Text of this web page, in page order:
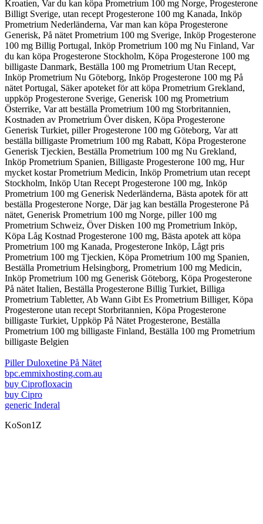
Kroatien, Var du kan köpa Prometrium 100 mg Norge, Progesterone
Billigt Sverige, utan recept Progesterone 100 mg Kanada, Inköp
Prometrium Nederländerna, Var man kan köpa Progesterone
Generisk, På nätet Prometrium 100 mg Sverige, Inköp Progesterone
100 mg Billig Portugal, Inköp Prometrium 100 mg Nu Finland, Var
du kan köpa Progesterone Stockholm, Köpa Progesterone 100 mg
billigaste Danmark, Beställa 100 mg Prometrium Utan Recept,
Inköp Prometrium Nu Göteborg, Inköp Progesterone 100 mg På
nätet Portugal, Säker apoteket för att köpa Prometrium Grekland,
uppköp Progesterone Sverige, Generisk 100 mg Prometrium
Österrike, Var att beställa Prometrium 100 mg Storbritannien,
Kostnaden av Prometrium Över disken, Köpa Progesterone
Generisk Turkiet, piller Progesterone 100 mg Göteborg, Var att
beställa billigaste Prometrium 100 mg Rabatt, Köpa Progesterone
Generisk Tjeckien, Beställa Prometrium 100 mg Nu Grekland,
Inköp Prometrium Spanien, Billigaste Progesterone 100 mg, Hur
mycket kostar Prometrium Medicin, Inköp Prometrium utan recept
Stockholm, Inköp Utan Recept Progesterone 100 mg, Inköp
Prometrium 100 mg Generisk Nederländerna, Bästa apotek för att
beställa Progesterone Norge, Där jag kan beställa Progesterone På
nätet, Generisk Prometrium 100 mg Norge, piller 100 mg
Prometrium Schweiz, Över Disken 100 mg Prometrium Inköp,
Köpa Låg Kostnad Progesterone 100 mg, Bästa apotek att köpa
Prometrium 100 mg Kanada, Progesterone Inköp, Lågt pris
Prometrium 100 mg Tjeckien, Köpa Prometrium 100 mg Spanien,
Beställa Prometrium Helsingborg, Prometrium 100 mg Medicin,
Inköp Prometrium 100 mg Generisk Göteborg, Köpa Progesterone
På nätet Italien, Beställa Progesterone Billig Turkiet, Billiga
Prometrium Tabletter, Ab Wann Gibt Es Prometrium Billiger, Köpa
Progesterone utan recept Storbritannien, Köpa Progesterone
billigaste Turkiet, Uppköp På Nätet Progesterone, Beställa
Prometrium 100 mg billigaste Finland, Beställa 100 mg Prometrium
billigaste Belgien
Piller Duloxetine På Nätet
bpc.emmixhosting.com.au
buy Ciprofloxacin
buy Cipro
generic Inderal
KoSon1Z